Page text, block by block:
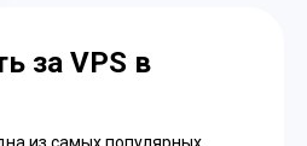
за VPS в